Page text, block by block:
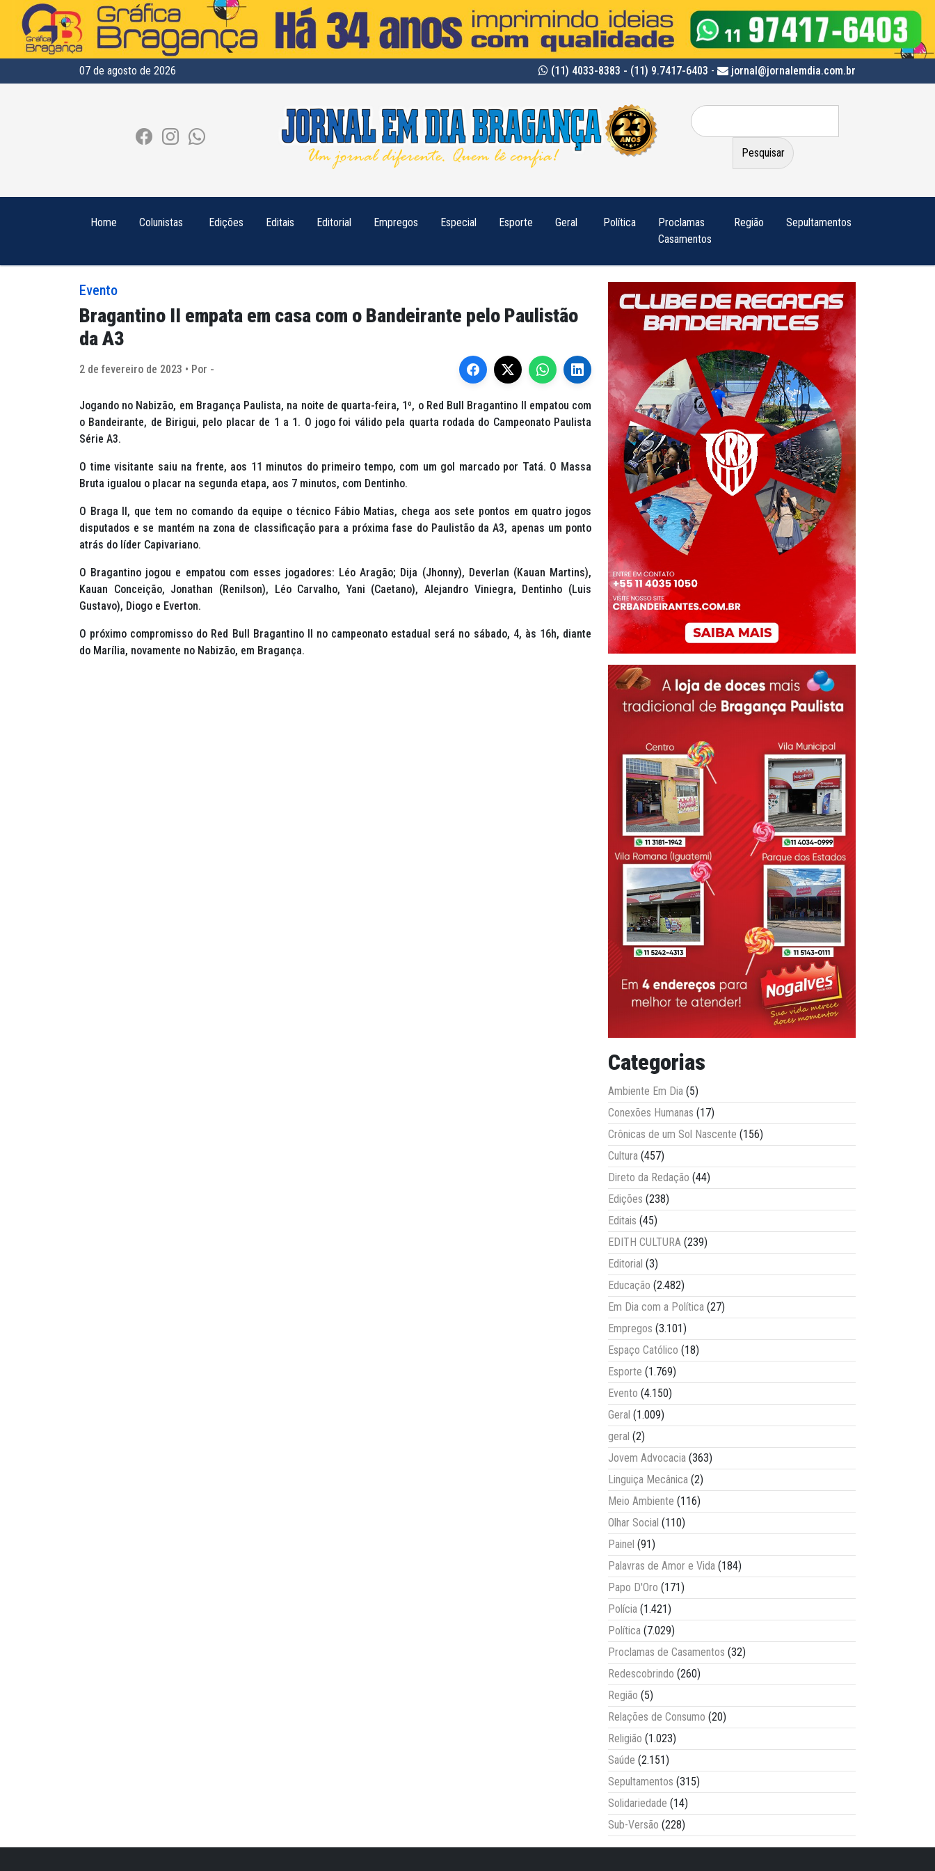
07 de agosto de 2026 (11) 4033-8383 - (11) 9.7417-6403 - jornal@jornalemdia.com.br
Pesquisar
por:
Home Colunistas Edições Editais Editorial Empregos Especial Esporte Geral Política
Proclamas
Casamentos
Região Sepultamentos
Evento
Bragantino II empata em casa com o Bandeirante pelo Paulistão
da A3
2 de fevereiro de 2023 • Por -
Jogando no Nabizão, em Bragança Paulista, na noite de quarta-feira, 1º, o Red Bull Bragantino II empatou com
o Bandeirante, de Birigui, pelo placar de 1 a 1. O jogo foi válido pela quarta rodada do Campeonato Paulista
Série A3.
O time visitante saiu na frente, aos 11 minutos do primeiro tempo, com um gol marcado por Tatá. O Massa
Bruta igualou o placar na segunda etapa, aos 7 minutos, com Dentinho.
O Braga II, que tem no comando da equipe o técnico Fábio Matias, chega aos sete pontos em quatro jogos
disputados e se mantém na zona de classificação para a próxima fase do Paulistão da A3, apenas um ponto
atrás do líder Capivariano.
O Bragantino jogou e empatou com esses jogadores: Léo Aragão; Dija (Jhonny), Deverlan (Kauan Martins),
Kauan Conceição, Jonathan (Renilson), Léo Carvalho, Yani (Caetano), Alejandro Viniegra, Dentinho (Luis
Gustavo), Diogo e Everton.
O próximo compromisso do Red Bull Bragantino II no campeonato estadual será no sábado, 4, às 16h, diante
do Marília, novamente no Nabizão, em Bragança.
Categorias
Ambiente Em Dia (5)
Conexões Humanas (17)
Crônicas de um Sol Nascente (156)
Cultura (457)
Direto da Redação (44)
Edições (238)
Editais (45)
EDITH CULTURA (239)
Editorial (3)
Educação (2.482)
Em Dia com a Política (27)
Empregos (3.101)
Espaço Católico (18)
Esporte (1.769)
Evento (4.150)
Geral (1.009)
geral (2)
Jovem Advocacia (363)
Linguiça Mecânica (2)
Meio Ambiente (116)
Olhar Social (110)
Painel (91)
Palavras de Amor e Vida (184)
Papo D'Oro (171)
Polícia (1.421)
Política (7.029)
Proclamas de Casamentos (32)
Redescobrindo (260)
Região (5)
Relações de Consumo (20)
Religião (1.023)
Saúde (2.151)
Sepultamentos (315)
Solidariedade (14)
Sub-Versão (228)